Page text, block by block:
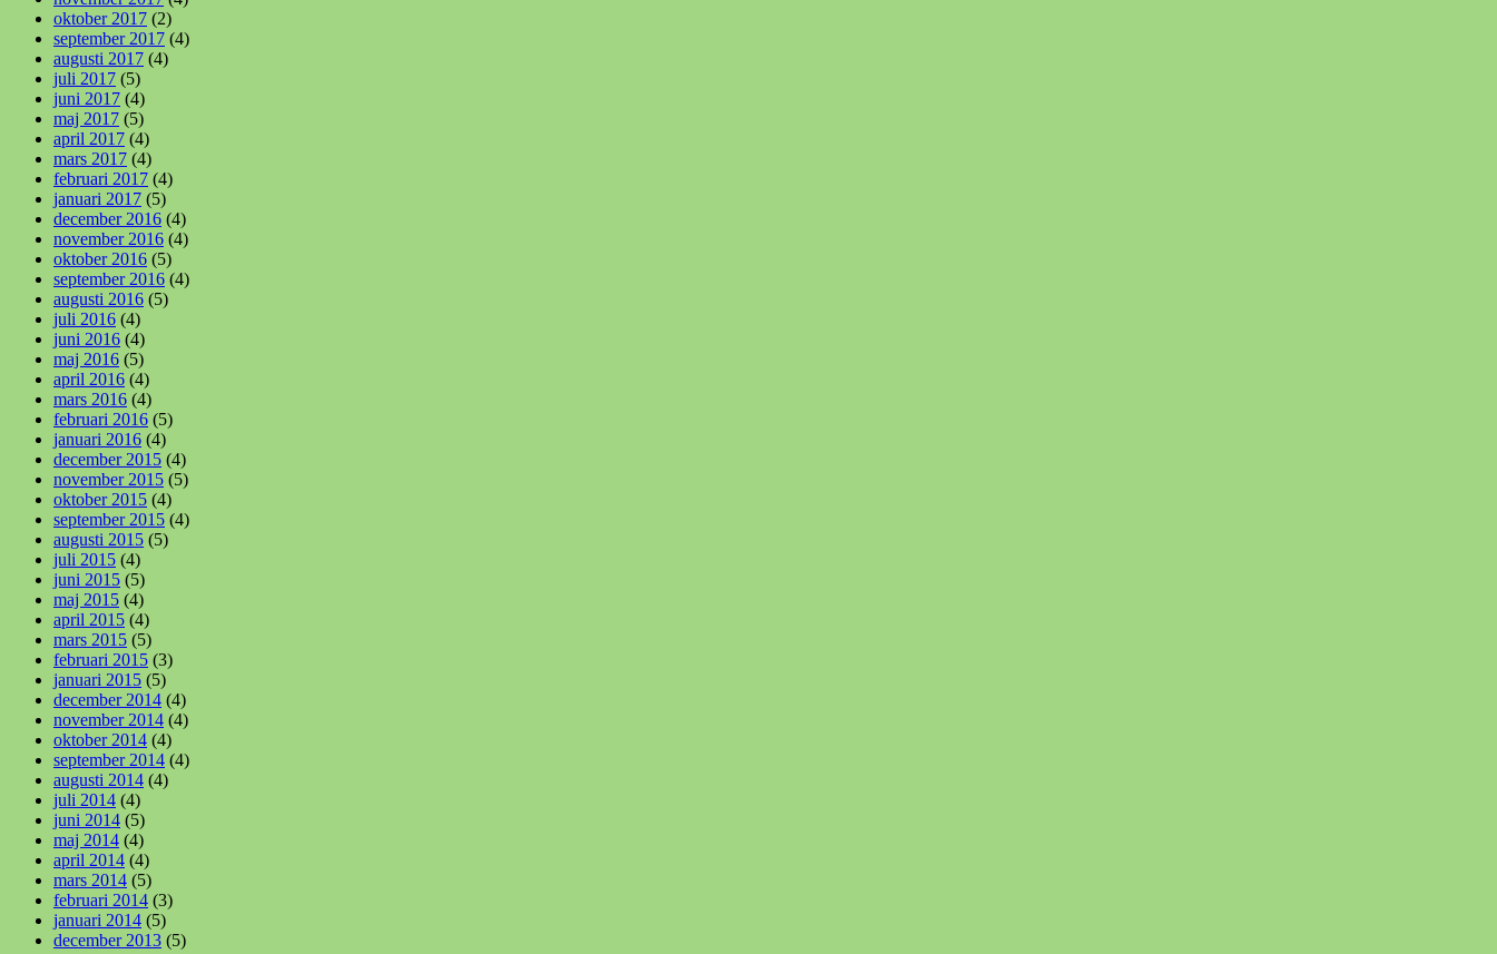
oktober 2017 (2)
september 2017 (4)
augusti 2017 (4)
juli 2017 (5)
juni 2017 (4)
maj 2017 (5)
april 2017 (4)
mars 2017 (4)
februari 2017 (4)
januari 2017 (5)
december 2016 (4)
november 2016 (4)
oktober 2016 (5)
september 2016 (4)
augusti 2016 (5)
juli 2016 (4)
juni 2016 (4)
maj 2016 (5)
april 2016 (4)
mars 2016 (4)
februari 2016 (5)
januari 2016 (4)
december 2015 (4)
november 2015 (5)
oktober 2015 (4)
september 2015 (4)
augusti 2015 (5)
juli 2015 (4)
juni 2015 (5)
maj 2015 (4)
april 2015 (4)
mars 2015 (5)
februari 2015 (3)
januari 2015 (5)
december 2014 (4)
november 2014 (4)
oktober 2014 (4)
september 2014 (4)
augusti 2014 (4)
juli 2014 (4)
juni 2014 (5)
maj 2014 (4)
april 2014 (4)
mars 2014 (5)
februari 2014 (3)
januari 2014 (5)
december 2013 (5)